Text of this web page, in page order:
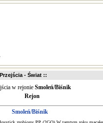
- Świat ::
w rejonie Smoleń/Biśnik
Rejon
Smoleń/Biśnik